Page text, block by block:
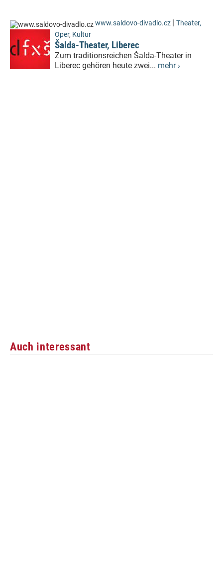
www.saldovo-divadlo.cz | Theater,
Oper, Kultur
Šalda-Theater, Liberec
Zum traditionsreichen Šalda-Theater in
Liberec gehören heute zwei... mehr ›
Auch interessant